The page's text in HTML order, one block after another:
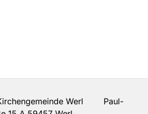
Werl Paul-